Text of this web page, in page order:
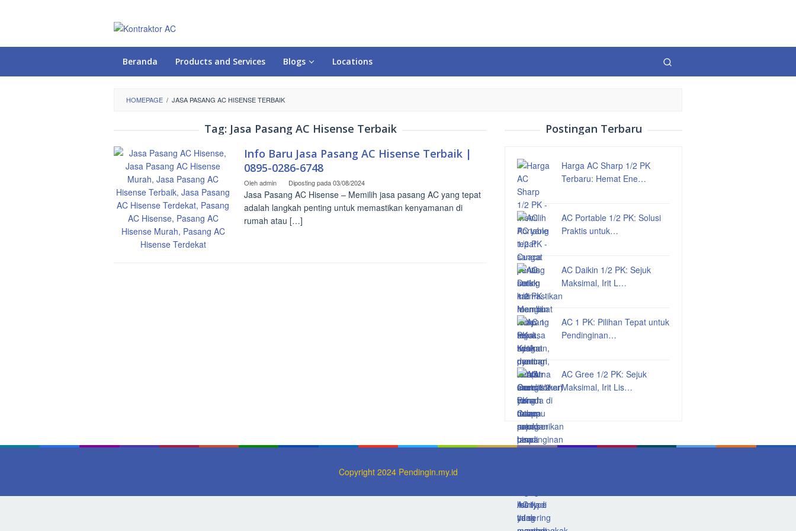
Beranda Products and Services Blogs Locations
HOMEPAGE / JASA PASANG AC HISENSE TERBAIK
Tag: Jasa Pasang AC Hisense Terbaik
Info Baru Jasa Pasang AC Hisense Terbaik |
0895-0286-6748
Olehadmin Diposting pada03/08/2024
Jasa Pasang AC Hisense – Memilih jasa pasang AC yang tepat
adalah langkah penting untuk memastikan kenyamanan di
rumah atau […]
Postingan Terbaru
Harga AC Sharp 1/2 PK
Terbaru: Hemat Ene…
AC Portable 1/2 PK: Solusi
Praktis untuk…
AC Daikin 1/2 PK: Sejuk
Maksimal, Irit L…
AC 1 PK: Pilihan Tepat untuk
Pendinginan…
AC Gree 1/2 PK: Sejuk
Maksimal, Irit Lis…
Copyright 2024 Pendingin.my.id